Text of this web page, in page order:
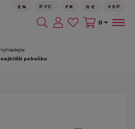
Vyhledejte
nejbližší pobočku
EN РУС FR DE YКР
0